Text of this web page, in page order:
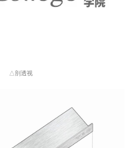
△剖透视